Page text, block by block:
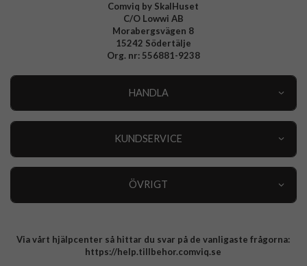
Comviq by SkalHuset
C/O Lowwi AB
Morabergsvägen 8
15242 Södertälje
Org. nr: 556881-9238
HANDLA
KUNDSERVICE
ÖVRIGT
Integritetspolicy
Via vårt hjälpcenter så hittar du svar på de vanligaste frågorna:
https://help.tillbehor.comviq.se